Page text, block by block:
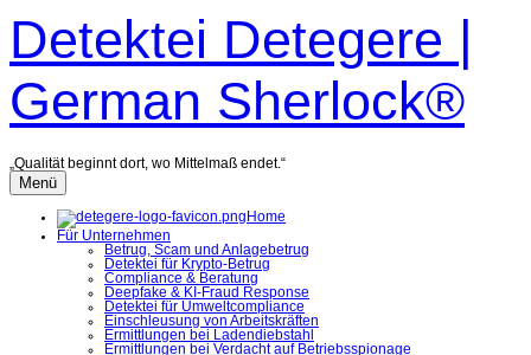
Inhalt
überspringen
Detektei Detegere |
German Sherlock®
„Qualität beginnt dort, wo Mittelmaß endet.“
Menü
Home
Für Unternehmen
Betrug, Scam und Anlagebetrug
Detektei für Krypto-Betrug
Compliance & Beratung
Deepfake & KI-Fraud Response
Detektei für Umweltcompliance
Einschleusung von Arbeitskräften
Ermittlungen bei Ladendiebstahl
Ermittlungen bei Verdacht auf Betriebsspionage